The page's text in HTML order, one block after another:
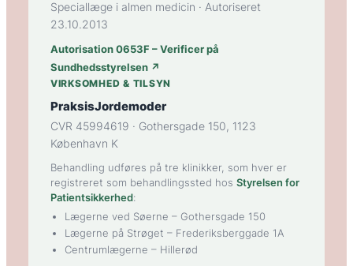
Speciallæge i almen medicin · Autoriseret
23.10.2013
Autorisation 0653F – Verificer på
Sundhedsstyrelsen ↗
VIRKSOMHED & TILSYN
PraksisJordemoder
CVR 45994619 · Gothersgade 150, 1123
København K
Behandling udføres på tre klinikker, som hver er
registreret som behandlingssted hos Styrelsen for
Patientsikkerhed:
Lægerne ved Søerne – Gothersgade 150
Lægerne på Strøget – Frederiksberggade 1A
Centrumlægerne – Hillerød